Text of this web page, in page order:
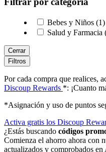
Bebes y Niños (1)
Salud y Farmacia
Cerrar
Filtros
Por cada compra que realices,
Discoup Rewards *: ¡Cuanto
*Asignación y uso de puntos
Activa gratis los Discoup
¿Estás buscando códigos
Comienza el ahorro ahora con
actualizados y comprobados